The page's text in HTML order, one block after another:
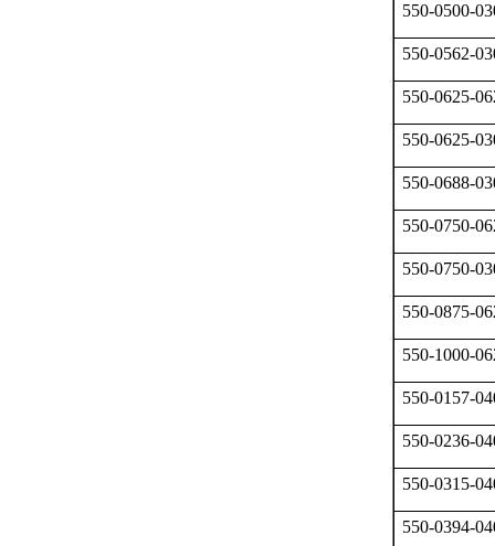
550-0500-
550-0562-
550-0625-
550-0625-
550-0688-
550-0750-
550-0750-
550-0875-
550-1000-
550-0157-
550-0236-
550-0315-
550-0394-